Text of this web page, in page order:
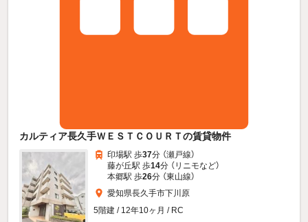
カルティア長久手ＷＥＳＴＣＯＵＲＴの賃貸物件
印場駅 歩37分 （瀬戸線）
藤が丘駅 歩14分 （リニモなど）
本郷駅 歩26分 （東山線）
愛知県長久手市下川原
5階建 / 12年10ヶ月 / RC